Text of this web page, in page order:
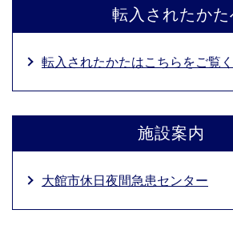
転入されたかた
転入されたかたはこちらをご覧く
施設案内
大館市休日夜間急患センター